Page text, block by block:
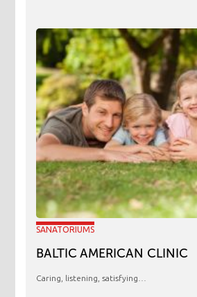
SANATORIUMS
BALTIC AMERICAN CLINIC
Caring, listening, satisfying…